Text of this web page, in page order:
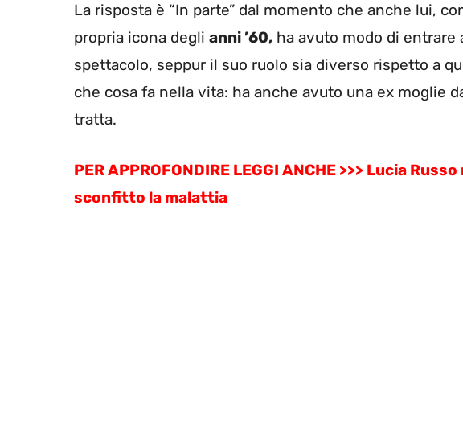
La risposta è “In parte” dal momento che anche lui,
propria icona degli anni ’60, ha avuto modo di entrare
spettacolo, seppur il suo ruolo sia diverso rispetto a
che cosa fa nella vita: ha anche avuto una ex moglie
tratta.
PER APPROFONDIRE LEGGI ANCHE >>> Lucia Russo
sconfitto la malattia